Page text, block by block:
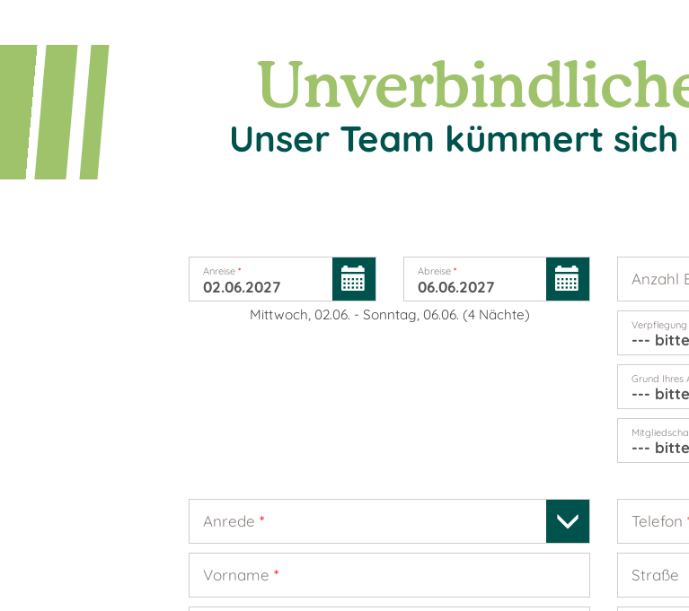
Unser Team kümmert
Anreise* Abreise *
Mittwoch, 02.06. - Sonntag, 06.06. (4 Nächte)
Anzahl
Verpflegung
Grund Ihres
Anrede*
Vorname*
Telefon
Straße